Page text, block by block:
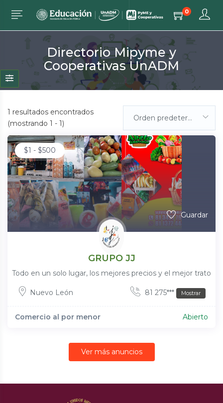
0
Directorio Mipyme y
Cooperativas UnADM
1 resultados encontrados
(mostrando 1 - 1)
Orden predeterminada
$1 - $500
Guardar
GRUPO JJ
Todo en un solo lugar, los mejores precios y el mejor trato
Nuevo León 81 275*** Mostrar
Comercio al por menor Abierto
Ver más anuncios